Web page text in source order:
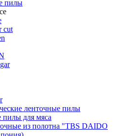
пилы
cut
ленточные пилы
пилы для мяса
из полотна "TBS DAIDO